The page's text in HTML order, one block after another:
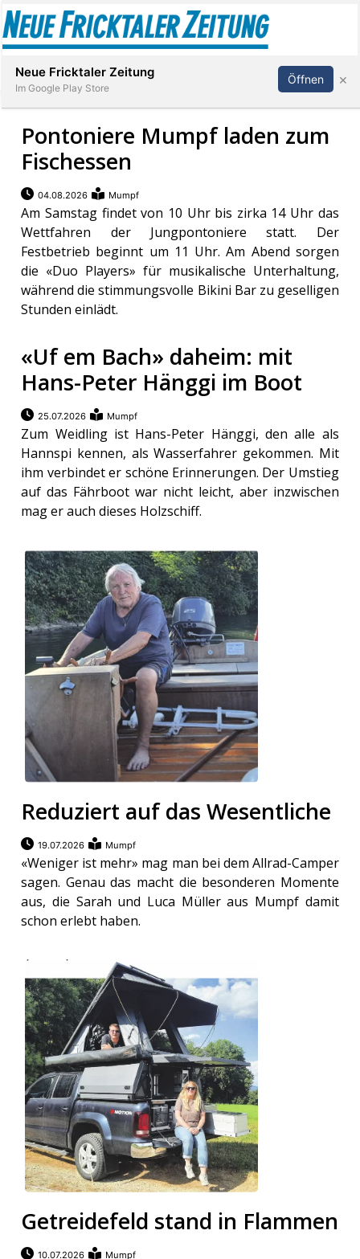
Stellen
E-
Paper
App
Abonnieren Anmelden
Pontoniere Mumpf laden zum
Fischessen
04.08.2026 Mumpf
Am Samstag findet von 10 Uhr bis zirka 14 Uhr das
Wettfahren der Jungpontoniere statt. Der
Festbetrieb beginnt um 11 Uhr. Am Abend sorgen
die «Duo Players» für musikalische Unterhaltung,
während die stimmungsvolle Bikini Bar zu geselligen
Stunden einlädt.
«Uf em Bach» daheim: mit
Hans-Peter Hänggi im Boot
25.07.2026 Mumpf
Zum Weidling ist Hans-Peter Hänggi, den alle als
Hannspi kennen, als Wasserfahrer gekommen. Mit
ihm verbindet er schöne Erinnerungen. Der Umstieg
auf das Fährboot war nicht leicht, aber inzwischen
mag er auch dieses Holzschiff.
Reduziert auf das Wesentliche
19.07.2026 Mumpf
«Weniger ist mehr» mag man bei dem Allrad-Camper
sagen. Genau das macht die besonderen Momente
aus, die Sarah und Luca Müller aus Mumpf damit
schon erlebt haben.
Getreidefeld stand in Flammen
10.07.2026 Mumpf
Neue Fricktaler Zeitung
Im Google Play Store
Öffnen ×